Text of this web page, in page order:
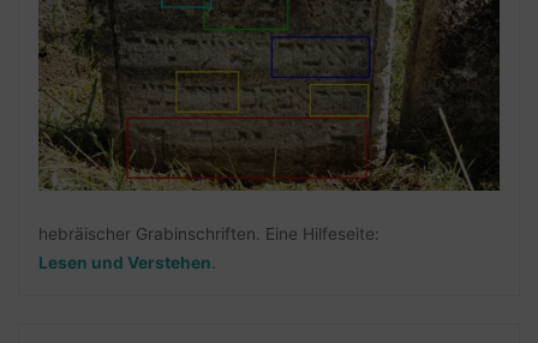
hebräischer Grabinschriften. Eine Hilfeseite:
Lesen und Verstehen